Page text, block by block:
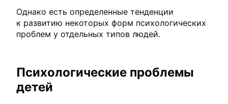
Однако есть определенные тенденции
к развитию некоторых форм психологических
проблем у отдельных типов людей.
Психологические проблемы
детей